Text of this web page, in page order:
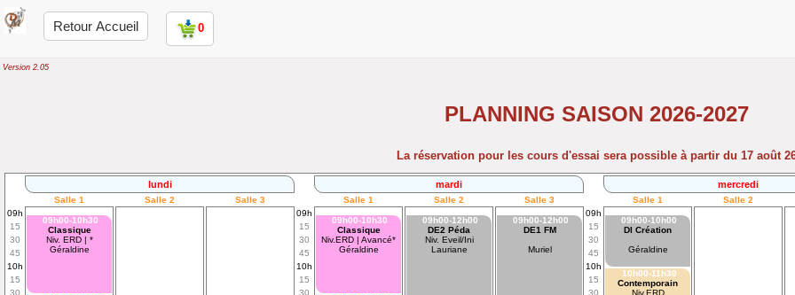
Retour Accueil 0
Version 2.05
PLANNING SAISON 2026-2027
La réservation pour les cours d'essai sera possible à partir du 17 août
lundi mardi mercredi
Salle 1 Salle 2 Salle 3 Salle 1 Salle 2 Salle 3 Salle 1 Salle 2
09h
15
30
45
10h
15
30
09h00-10h30
Classique
Niv. ERD | *
Géraldine
09h
15
30
45
10h
15
30
09h00-10h30
Classique
Niv.ERD | Avancé*
Géraldine
09h00-12h00
DE2 Péda
Niv. Eveil/Ini
Lauriane
09h00-12h00
DE1 FM
Muriel
09h
15
30
45
10h
15
30
09h00-10h00
DI Création
Géraldine
10h00-11h30
Contemporain
Niv.ERD